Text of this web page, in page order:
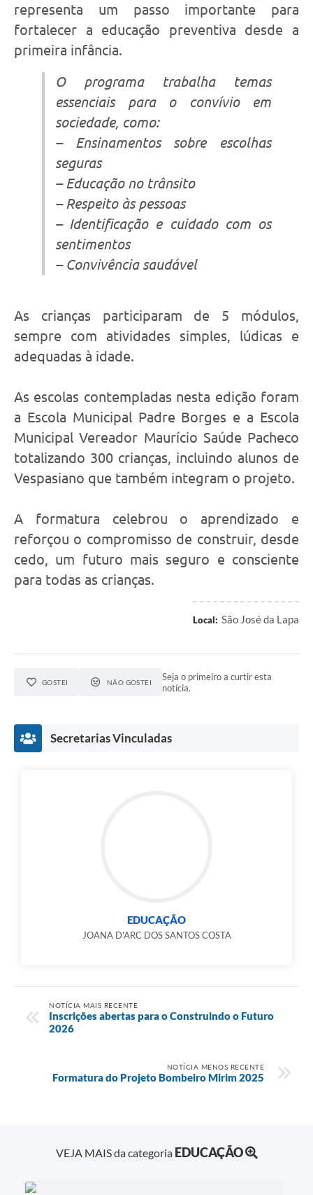
representa um passo importante para
fortalecer a educação preventiva desde a
primeira infância.
O programa trabalha temas
essenciais para o convívio em
sociedade, como:
– Ensinamentos sobre escolhas
seguras
– Educação no trânsito
– Respeito às pessoas
– Identificação e cuidado com os
sentimentos
– Convivência saudável
As crianças participaram de 5 módulos,
sempre com atividades simples, lúdicas e
adequadas à idade.
As escolas contempladas nesta edição foram
a Escola Municipal Padre Borges e a Escola
Municipal Vereador Maurício Saúde Pacheco
totalizando 300 crianças, incluindo alunos de
Vespasiano que também integram o projeto.
A formatura celebrou o aprendizado e
reforçou o compromisso de construir, desde
cedo, um futuro mais seguro e consciente
para todas as crianças.
Local: São José da Lapa
GOSTEI NÃO GOSTEI
Seja o primeiro a curtir esta
notícia.
Secretarias Vinculadas
EDUCAÇÃO
JOANA D'ARC DOS SANTOS COSTA
NOTÍCIA MAIS RECENTE
Inscrições abertas para o Construindo o Futuro
2026
NOTÍCIA MENOS RECENTE
Formatura do Projeto Bombeiro Mirim 2025
VEJA MAIS da categoria EDUCAÇÃO